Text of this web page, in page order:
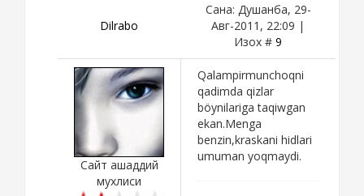
Dilrabo
Сана: Душанба, 29-
Авг-2011, 22:09 |
Изох # 9
Сайт ашаддий
мухлиси
Qalampirmunchoqni
qadimda qizlar
böynilariga taqiwgan
ekan.Menga
benzin,kraskani hidlari
umuman yoqmaydi.